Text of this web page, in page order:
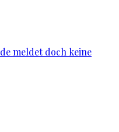
meldet doch keine